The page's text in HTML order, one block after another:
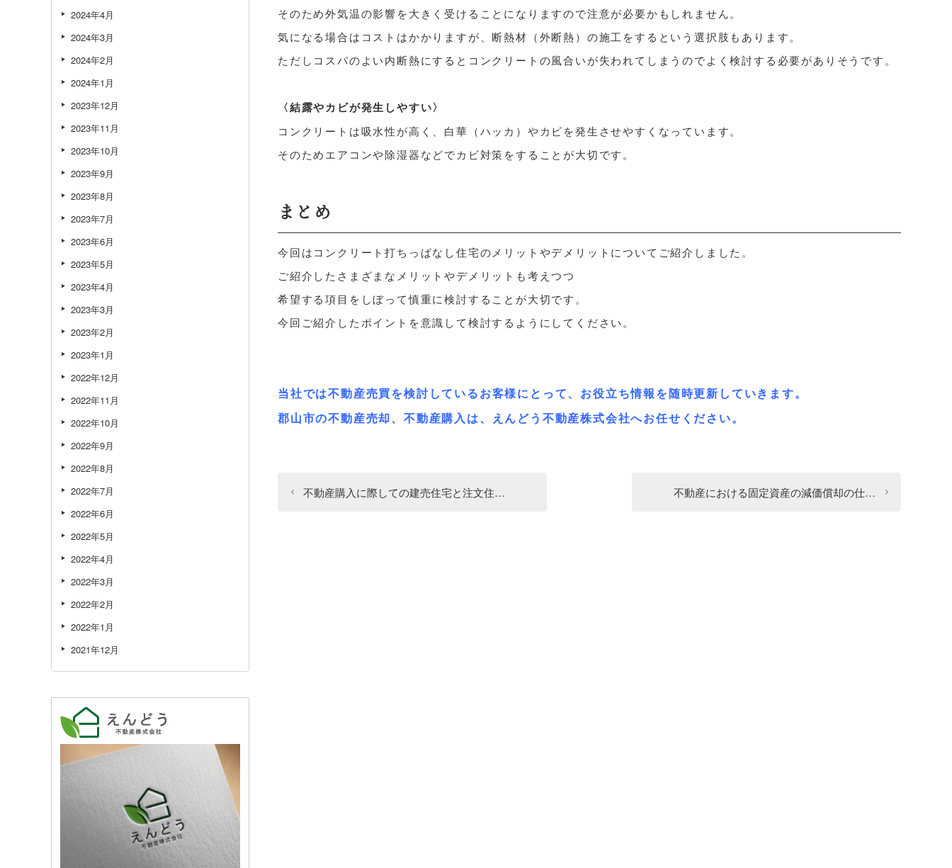
そのため外気温の影響を大きく受けることになりますので注意が必要かもしれません。
気になる場合はコストはかかりますが、断熱材（外断熱）の施工をするという選択肢もあります。
ただしコスパのよい内断熱にするとコンクリートの風合いが失われてしまうのでよく検討する必要がありそうです。
〈結露やカビが発生しやすい〉
コンクリートは吸水性が高く、白華（ハッカ）やカビを発生させやすくなっています。
そのためエアコンや除湿器などでカビ対策をすることが大切です。
まとめ
今回はコンクリート打ちっぱなし住宅のメリットやデメリットについてご紹介しました。
ご紹介したさまざまなメリットやデメリットも考えつつ
希望する項目をしぼって慎重に検討することが大切です。
今回ご紹介したポイントを意識して検討するようにしてください。
当社では不動産売買を検討しているお客様にとって、お役立ち情報を随時更新していきます。
郡山市の不動産売却、不動産購入は、えんどう不動産株式会社へお任せください。
不動産購入に際しての建売住宅と注文住… 不動産における固定資産の減価償却の仕…
2024年4月
2024年3月
2024年2月
2024年1月
2023年12月
2023年11月
2023年10月
2023年9月
2023年8月
2023年7月
2023年6月
2023年5月
2023年4月
2023年3月
2023年2月
2023年1月
2022年12月
2022年11月
2022年10月
2022年9月
2022年8月
2022年7月
2022年6月
2022年5月
2022年4月
2022年3月
2022年2月
2022年1月
2021年12月